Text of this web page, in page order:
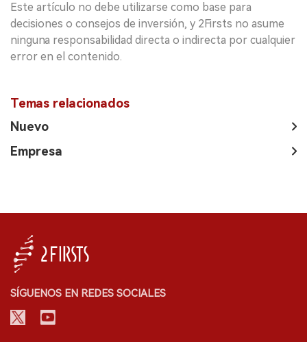
Este artículo no debe utilizarse como base para
decisiones o consejos de inversión, y 2Firsts no asume
ninguna responsabilidad directa o indirecta por cualquier
error en el contenido.
Temas relacionados
Nuevo
Empresa
SÍGUENOS EN REDES SOCIALES